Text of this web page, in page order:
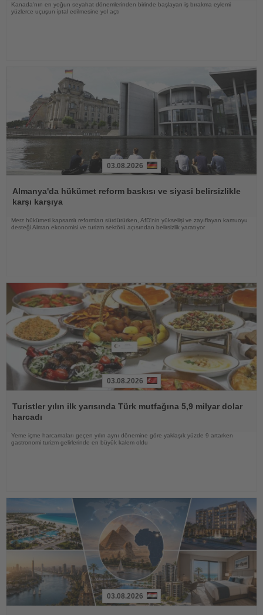
Kanada'nın en yoğun seyahat dönemlerinden birinde başlayan iş bırakma eylemi
yüzlerce uçuşun iptal edilmesine yol açtı
Oku
03.08.2026
Almanya'da hükümet reform baskısı ve siyasi belirsizlikle
karşı karşıya
Merz hükümeti kapsamlı reformları sürdürürken, AfD'nin yükselişi ve zayıflayan kamuoyu
desteği Alman ekonomisi ve turizm sektörü açısından belirsizlik yaratıyor
Oku
03.08.2026
Turistler yılın ilk yarısında Türk mutfağına 5,9 milyar dolar
harcadı
Yeme içme harcamaları geçen yılın aynı dönemine göre yaklaşık yüzde 9 artarken
gastronomi turizm gelirlerinde en büyük kalem oldu
03.08.2026